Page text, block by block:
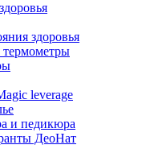
здоровья
термометры
leverage
и педикюра
ДеоНат